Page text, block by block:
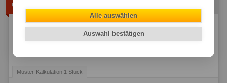
Weißes, transluzentes Acrylglas für die Hinterleuchtung
(30% Lichtdurchlässigkeit). Für Leuchtkästen und
Alle auswählen
Auswahl bestätigen